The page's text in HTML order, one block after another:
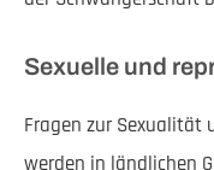
Sexuelle und
Fragen zur Sexualität
werden in ländlichen